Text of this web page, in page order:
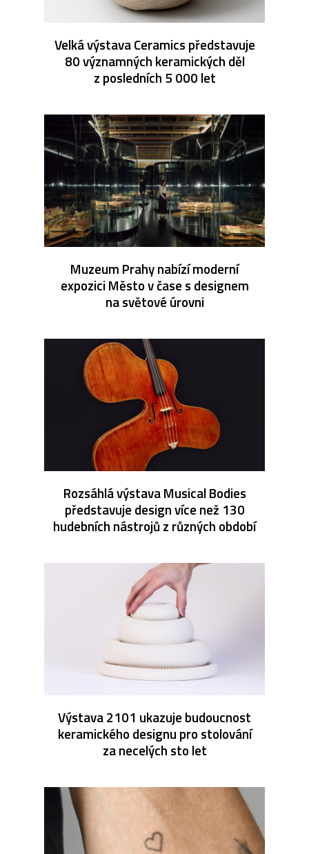
Velká výstava Ceramics představuje
80 významných keramických děl
z posledních 5 000 let
Muzeum Prahy nabízí moderní
expozici Město v čase s designem
na světové úrovni
Rozsáhlá výstava Musical Bodies
představuje design více než 130
hudebních nástrojů z různých období
Výstava 2101 ukazuje budoucnost
keramického designu pro stolování
za necelých sto let